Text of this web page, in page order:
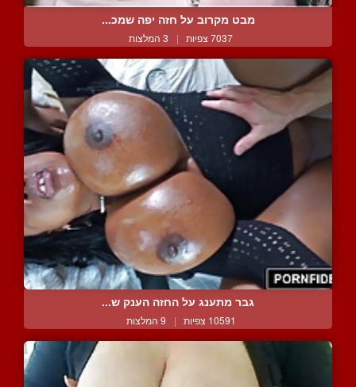
מבט מקרוב על חזה יפה שמכ...
7037 צפיות | 3 המלצות
גבר מתענג על החזה הענק ש...
10591 צפיות | 9 המלצות